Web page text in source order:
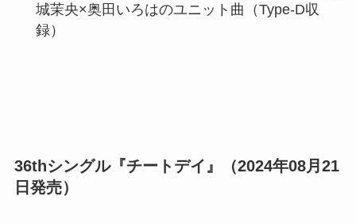
城茉央×奥田いろはのユニット曲（Type-D収
録）
36thシングル『チートデイ』（2024年08月21
日発売）